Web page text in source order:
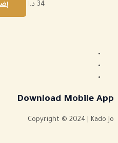
34 د.ا
Download Mobile App
Copyright © 2024 | Kado Jo